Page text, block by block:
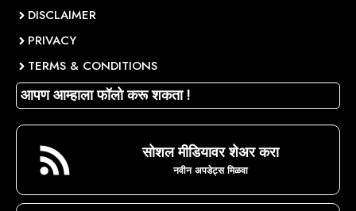
DISCLAIMER
PRIVACY
TERMS & CONDITIONS
आपण आम्हाला फॉलो करू शकता !
सोशल मीडियावर शेअर करा
नवीन अपडेट्स मिळवा